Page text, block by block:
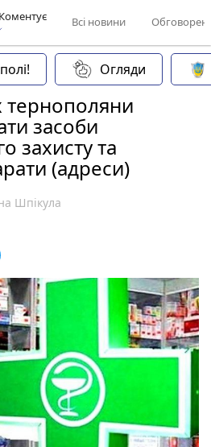
Всі новини
Огляди
тернополяни
засоби
захисту та
(адреси)
Шпікула